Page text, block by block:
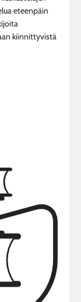
eteenpäin
kiinnittyvistä